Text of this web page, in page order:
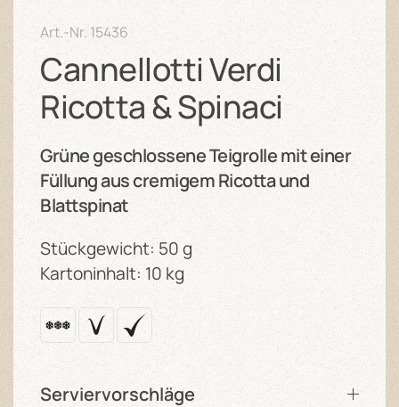
Art.-Nr. 15436
Cannellotti Verdi
Ricotta & Spinaci
Grüne geschlossene Teigrolle mit einer
Füllung aus cremigem Ricotta und
Blattspinat
Stückgewicht: 50 g
Kartoninhalt: 10 kg
Serviervorschläge